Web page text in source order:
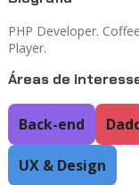
PHP Developer.
Player.
Áreas de
Back-end
UX & Design